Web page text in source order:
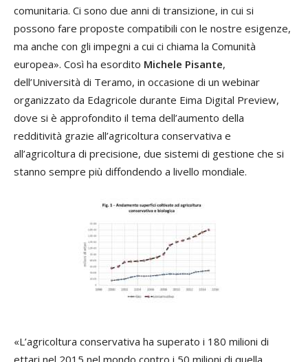
comunitaria. Ci sono due anni di transizione, in cui si
possono fare proposte compatibili con le nostre esigenze,
ma anche con gli impegni a cui ci chiama la Comunità
europea». Così ha esordito Michele Pisante,
dell’Università di Teramo, in occasione di un webinar
organizzato da Edagricole durante Eima Digital Preview,
dove si è approfondito il tema dell’aumento della
redditività grazie all’agricoltura conservativa e
all’agricoltura di precisione, due sistemi di gestione che si
stanno sempre più diffondendo a livello mondiale.
«L’agricoltura conservativa ha superato i 180 milioni di
ettari nel 2015 nel mondo contro i 50 milioni di quella